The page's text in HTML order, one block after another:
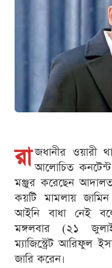
রা জধানীর ওয়ারী
আলোচিত কনটেন্ট
মঞ্জুর করেছেন
কয়টি মামলায়
আইনি বাধা নেই
মঙ্গলবার (২১
ম্যাজিস্ট্রেট আরিফুল
জারি করেন।